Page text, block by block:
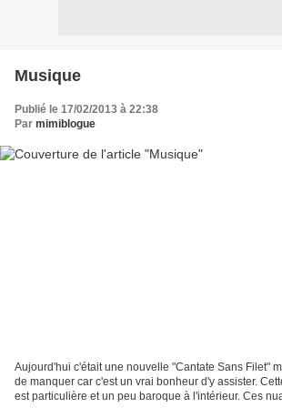
Musique
Publié le 17/02/2013 à 22:38
Par mimiblogue
Aujourd'hui c'était une nouvelle "Cantate Sans Filet"
de manquer car c'est un vrai bonheur d'y assister.
est particulière et un peu baroque à l'intérieur. Ces